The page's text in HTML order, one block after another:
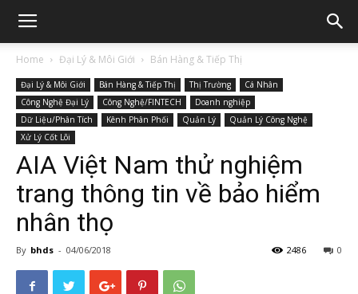
Home Đại Lý & Môi Giới Bán Hàng & Tiếp Thị
Đại Lý & Môi Giới Bán Hàng & Tiếp Thị Thị Trường
Cá Nhân
Công Nghệ Đại Lý
Công Nghệ/FINTECH
Doanh nghiệp
Dữ Liệu/Phân Tích
Kênh Phân Phối Quản Lý
Quản Lý Công Nghệ
Xử Lý Cốt Lõi
AIA Việt Nam thử nghiệm
trang thông tin về bảo hiểm
nhân thọ
By bhds - 04/06/2018 0
2486